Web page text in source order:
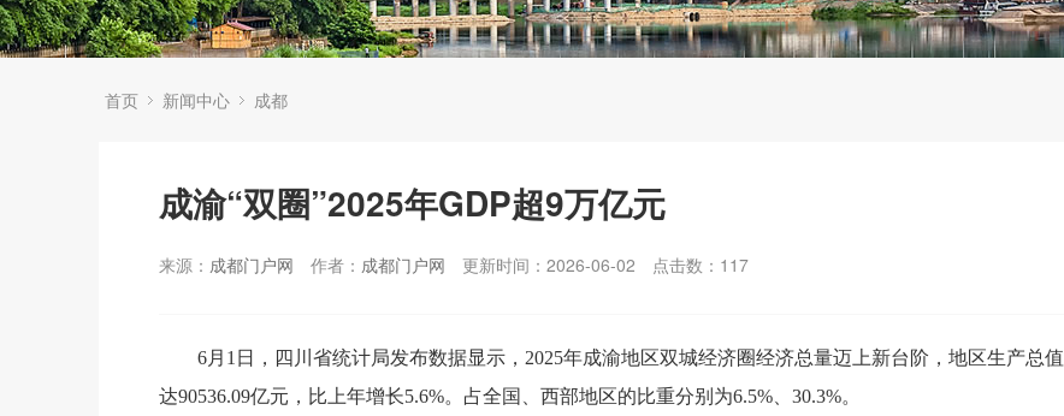
首页 新闻中心 成都
成渝“双圈”2025年GDP超9万亿元
来源： 成都门户网 作者： 成都门户网 更新时间：2026-06-02 点击数： 117
6月1日，四川省统计局发布数据显示，2025年成渝地区双城经济圈经济总量迈上新台阶，地区生产总值
达90536.09亿元，比上年增长5.6%。占全国、西部地区的比重分别为6.5%、30.3%。